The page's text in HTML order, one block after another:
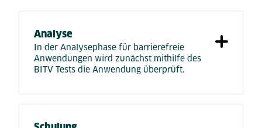
Analyse
In der Analysephase für barrierefreie
Anwendungen wird zunächst mithilfe des
BITV Tests die Anwendung überprüft.